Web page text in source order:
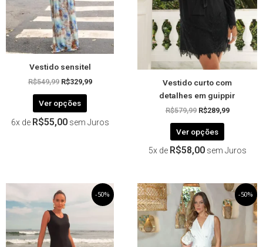
Vestido sensitel
R$549,99 R$329,99
Ver opções
podem
ser
escolhidas
na
página
do
produto
6x de R$55,00 sem Juros
Vestido curto com
detalhes em guippir
R$579,99 R$289,99
Ver opções
podem
ser
escolhidas
na
página
do
produto
5x de R$58,00 sem Juros
-50%
preço
original
era:
R$339,99.
O
preço
atual
Este
produto
várias
variantes.
-50%
O
preço
original
era:
R$739,99.
O
preço
atual
é:
R$369,99.
Este
produto
tem
variantes.